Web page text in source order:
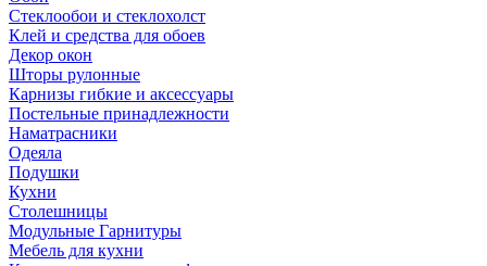
Стеклообои и стеклохолст
Клей и средства для обоев
Декор окон
Шторы рулонные
Карнизы гибкие и аксессуары
Постельные принадлежности
Наматрасники
Одеяла
Подушки
Кухни
Столешницы
Модульные Гарнитуры
Мебель для кухни